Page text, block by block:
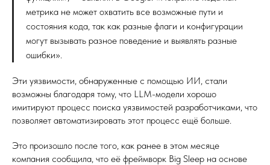
метрика не может охватить все возможные пути и
состояния кода, так как разные флаги и конфигурации
могут вызывать разное поведение и выявлять разные
ошибки».
Эти уязвимости, обнаруженные с помощью ИИ, стали
возможны благодаря тому, что LLM-модели хорошо
имитируют процесс поиска уязвимостей разработчиками, что
позволяет автоматизировать этот процесс ещё больше.
Это произошло после того, как ранее в этом месяце
компания сообщила, что её фреймворк Big Sleep на основе